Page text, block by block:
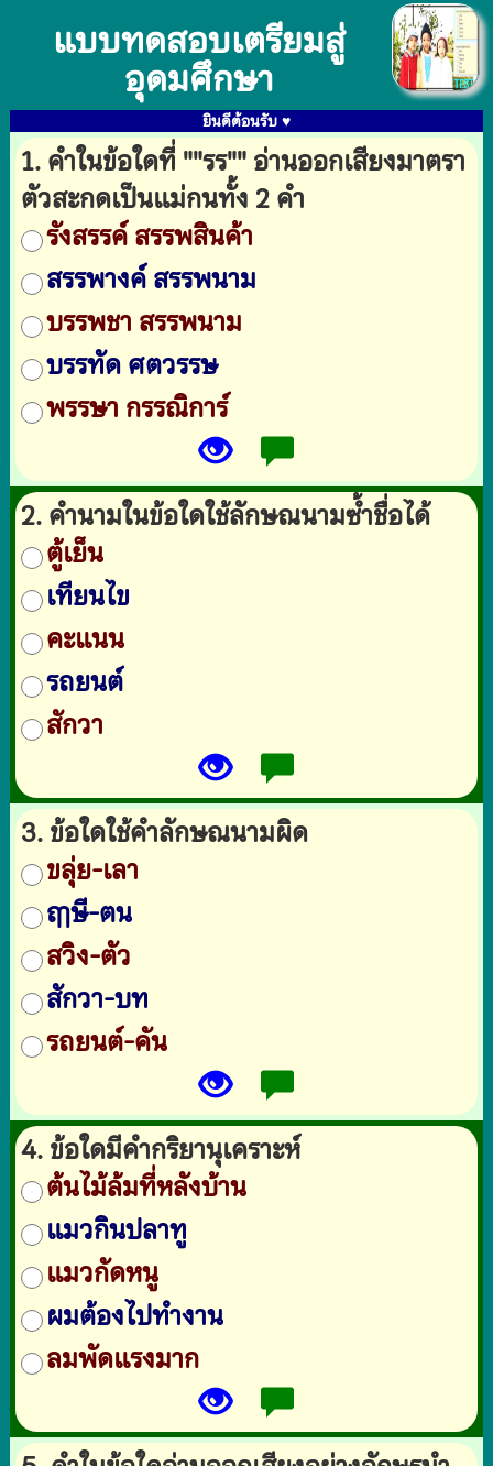
แบบทดสอบเตรียมสู่
อุดมศึกษา
ยินดีต้อนรับ ♥
1. คำในข้อใดที่ ""รร"" อ่านออกเสียงมาตรา
ตัวสะกดเป็นแม่กนทั้ง 2 คำ
รังสรรค์ สรรพสินค้า
สรรพางค์ สรรพนาม
บรรพชา สรรพนาม
บรรทัด ศตวรรษ
พรรษา กรรณิการ์
2. คำนามในข้อใดใช้ลักษณนามซ้ำชื่อได้
ตู้เย็น
เทียนไข
คะแนน
รถยนต์
สักวา
3. ข้อใดใช้คำลักษณนามผิด
ขลุ่ย-เลา
ฤๅษี-ตน
สวิง-ตัว
สักวา-บท
รถยนต์-คัน
4. ข้อใดมีคำกริยานุเคราะห์
ต้นไม้ล้มที่หลังบ้าน
แมวกินปลาทู
แมวกัดหนู
ผมต้องไปทำงาน
ลมพัดแรงมาก